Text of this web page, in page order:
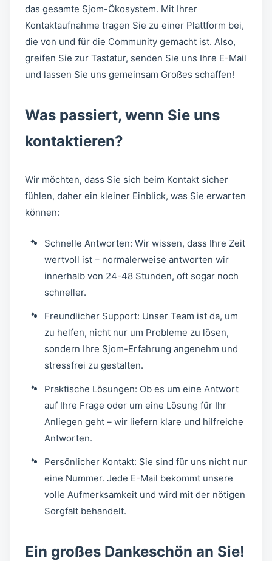
das gesamte Sjom-Ökosystem. Mit Ihrer
Kontaktaufnahme tragen Sie zu einer Plattform bei,
die von und für die Community gemacht ist. Also,
greifen Sie zur Tastatur, senden Sie uns Ihre E-Mail
und lassen Sie uns gemeinsam Großes schaffen!
Was passiert, wenn Sie uns
kontaktieren?
Wir möchten, dass Sie sich beim Kontakt sicher
fühlen, daher ein kleiner Einblick, was Sie erwarten
können:
Schnelle Antworten: Wir wissen, dass Ihre Zeit
wertvoll ist – normalerweise antworten wir
innerhalb von 24-48 Stunden, oft sogar noch
schneller.
Freundlicher Support: Unser Team ist da, um
zu helfen, nicht nur um Probleme zu lösen,
sondern Ihre Sjom-Erfahrung angenehm und
stressfrei zu gestalten.
Praktische Lösungen: Ob es um eine Antwort
auf Ihre Frage oder um eine Lösung für Ihr
Anliegen geht – wir liefern klare und hilfreiche
Antworten.
Persönlicher Kontakt: Sie sind für uns nicht nur
eine Nummer. Jede E-Mail bekommt unsere
volle Aufmerksamkeit und wird mit der nötigen
Sorgfalt behandelt.
Ein großes Dankeschön an Sie!